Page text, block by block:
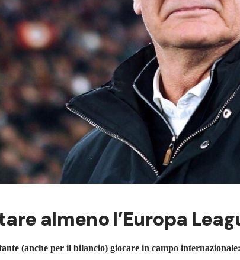
almeno l’Europa
(anche per il bilancio) giocare in campo